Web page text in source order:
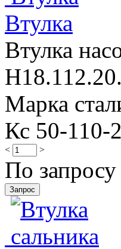
Втулка
Втулка
Марка
Кс 50-110-2
< >
По запросу